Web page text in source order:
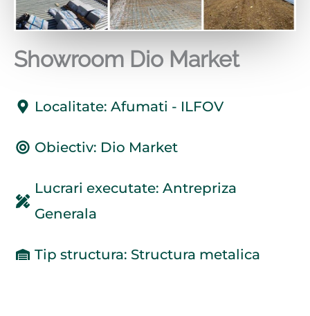
Showroom Dio Market
Localitate: Afumati - ILFOV
Obiectiv: Dio Market
Lucrari executate: Antrepriza
Generala
Tip structura: Structura metalica